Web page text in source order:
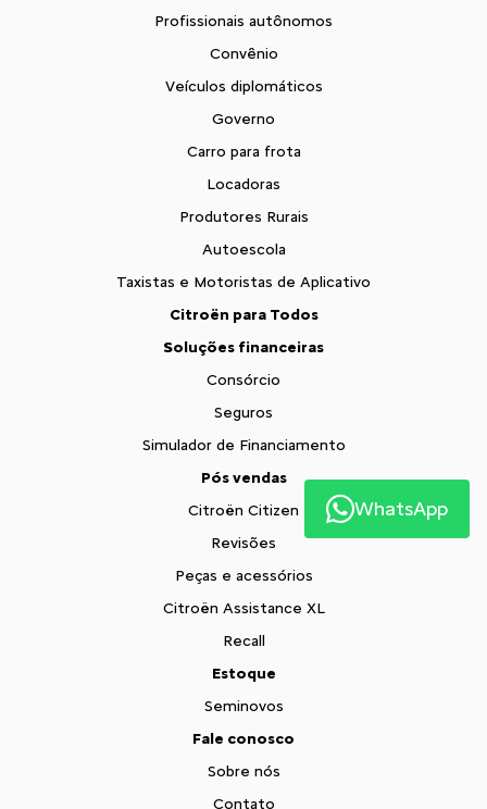
Profissionais autônomos
Convênio
Veículos diplomáticos
Governo
Carro para frota
Locadoras
Produtores Rurais
Autoescola
Taxistas e Motoristas de Aplicativo
Citroën para Todos
Soluções financeiras
Consórcio
Seguros
Simulador de Financiamento
Pós vendas
Citroën Citizen
Revisões
Peças e acessórios
Citroën Assistance XL
Recall
Estoque
Seminovos
Fale conosco
Sobre nós
Contato
WhatsApp